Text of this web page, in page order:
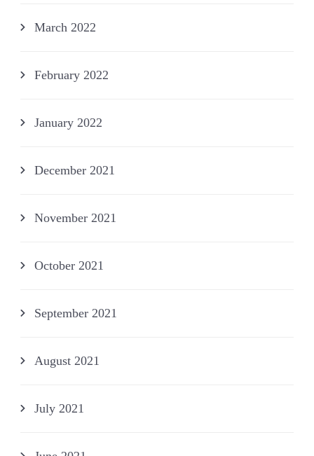
March 2022
February 2022
January 2022
December 2021
November 2021
October 2021
September 2021
August 2021
July 2021